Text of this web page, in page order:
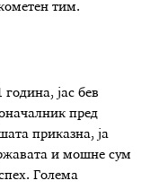
тим.
јас бев
пред
приказна, ја
и мошне сум
Голема